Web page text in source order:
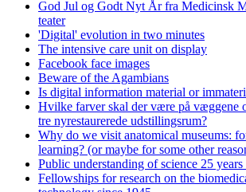
God Jul og Godt Nyt År fra Medicinsk
teater
'Digital' evolution in two minutes
The intensive care unit on display
Facebook face images
Beware of the Agambians
Is digital information material or
Hvilke farver skal der være på væggene
tre nyrestaurerede udstillingsrum?
Why do we visit anatomical museums:
learning? (or maybe for some other
Public understanding of science 25 years
Fellowships for research on the